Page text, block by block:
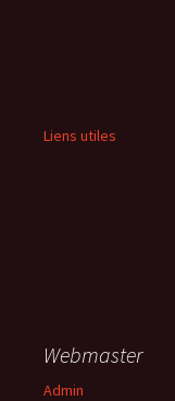
Liens utiles
Webmaster
Admin